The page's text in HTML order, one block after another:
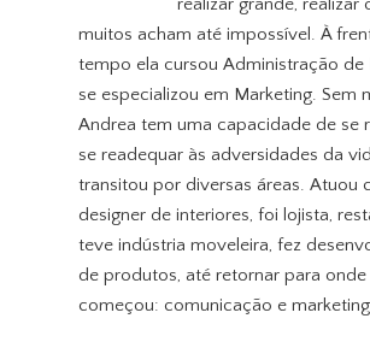
realizar grande, realizar
muitos acham até impossível. À
tempo ela cursou Administração de
se especializou em Marketing. Sem
Andrea tem uma capacidade de se
se readequar às adversidades da
transitou por diversas áreas. Atuou
designer de interiores, foi lojista,
teve indústria moveleira, fez
de produtos, até retornar para
começou: comunicação e